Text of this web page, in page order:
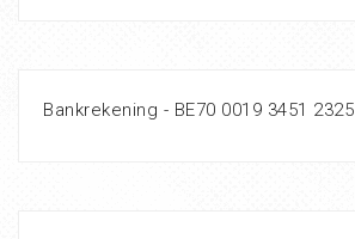
Bankrekening - BE70 0019 3451 2325